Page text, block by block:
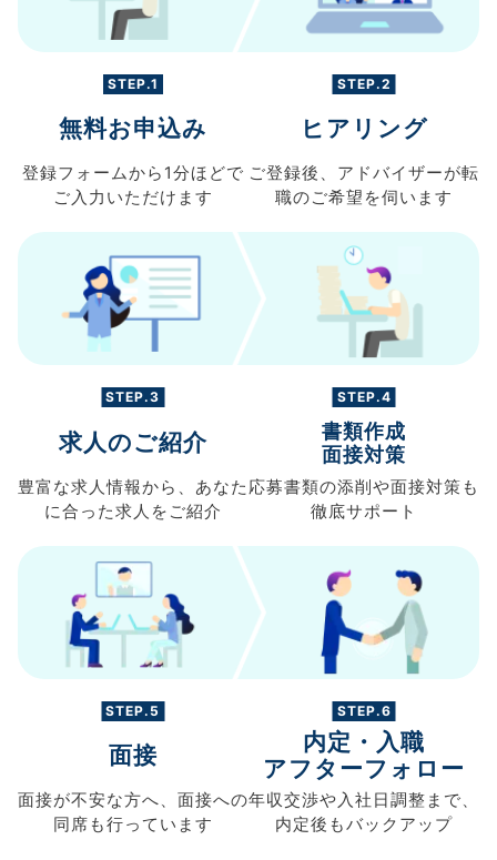
STEP.1
無料お申込み
登録フォームから 1分ほどで
ご入力 いただけます
STEP.2
ヒアリング
ご登録後、 アドバイザーが転
職のご希望を伺います
STEP.3
求人のご紹介
豊富な求人情報から、 あなた
に合った求人を ご紹介
STEP.4
書類作成
面接対策
応募書類の添削や面接対策も
徹底サポート
STEP.5
面接
面接が不安な方へ、 面接への
同席も行っています
STEP.6
内定・入職
アフターフォロー
年収交渉や入社日調整まで、
内定後もバックアップ